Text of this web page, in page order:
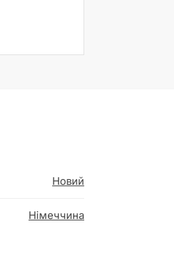
Новий
Німеччина